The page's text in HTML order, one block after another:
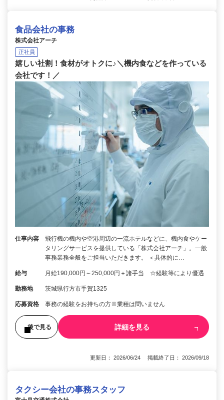
食品会社の事務
株式会社アーチ
正社員
嬉しい社割！食材がオトクに♪＼機内食などを作っている
会社です！／
仕事内容
飛行機の機内や空港周辺の一流ホテルなどに、機内食やケー
タリングサービスを提供している「株式会社アーチ」。一般
事務業務全般をご担当いただきます。 ＜具体的に…
給与 月給190,000円～250,000円＋諸手当 ☆経験等により優遇
勤務地 茨城県行方市手賀1325
応募資格 事務の経験をお持ちの方※業種は問いません
後で見る 詳細を見る
更新日： 2026/06/24 掲載終了日： 2026/09/18
タクシー会社の事務スタッフ